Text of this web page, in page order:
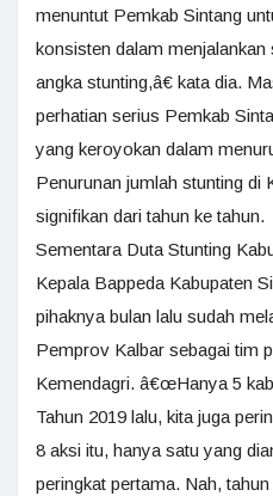
menuntut Pemkab Sintang
konsisten dalam
angka stunting,â€ kata dia.
perhatian serius Pemkab
yang keroyokan dalam
Penurunan jumlah stunting di
signifikan dari tahun ke tahun.
Sementara Duta Stunting
Kepala Bappeda Kabupaten
pihaknya bulan lalu sudah
Pemprov Kalbar sebagai tim
Kemendagri. â€œHanya 5
Tahun 2019 lalu, kita juga
8 aksi itu, hanya satu yang
peringkat pertama. Nah,